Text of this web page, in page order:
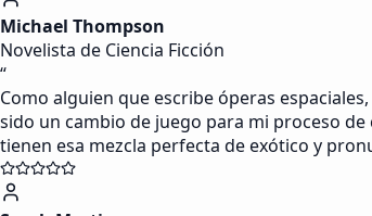
Michael Thompson
Novelista de Ciencia Ficción
“
Como alguien que escribe óperas
sido un cambio de juego para mi proceso
tienen esa mezcla perfecta de exótico y